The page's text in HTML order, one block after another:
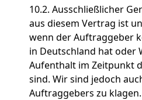
10.2. Ausschließlicher
aus diesem Vertrag ist
wenn der Auftraggeber
in Deutschland hat oder
Aufenthalt im Zeitpunkt
sind. Wir sind jedoch
Auftraggebers zu klagen.